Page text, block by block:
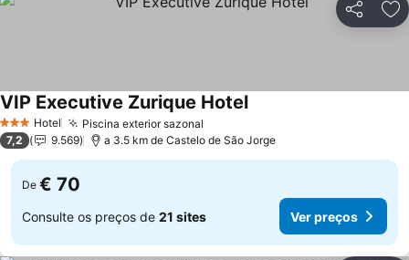
Partilhar
3 EstrelasHotel Piscina exterior sazonal
VIP Executive Zurique HotelVer preços
7,2 9.569 a 3.5 km de Castelo de São Jorge
De € 70
Consulte os preços de 21 sites Ver preços